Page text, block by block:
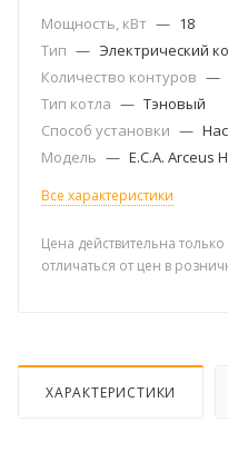
Мощность, кВт — 18
Тип — Электрический
Количество контуров —
Тип котла — Тэновый
Способ установки —
Модель — E.C.A. Arceus
Все характеристики
Цена действительна
отличаться от цен в
ХАРАКТЕРИСТИКИ